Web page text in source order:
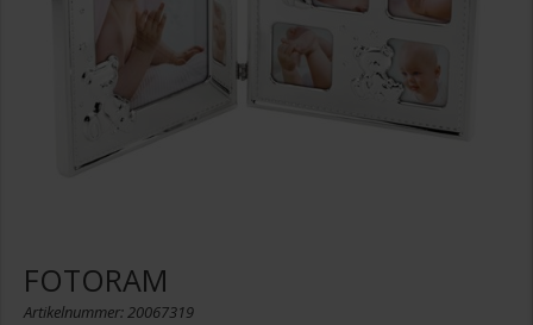
FOTORAM
Artikelnummer: 20067319